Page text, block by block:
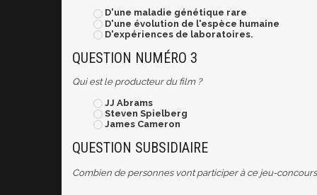
D'une maladie génétique rare
D'une évolution de l'espèce humaine
D'expériences de laboratoires.
QUESTION NUMÉRO 3
Qui est le producteur du film ?
JJ Abrams
Steven Spielberg
James Cameron
QUESTION SUBSIDIAIRE
Combien de personnes vont participer à ce jeu-concours